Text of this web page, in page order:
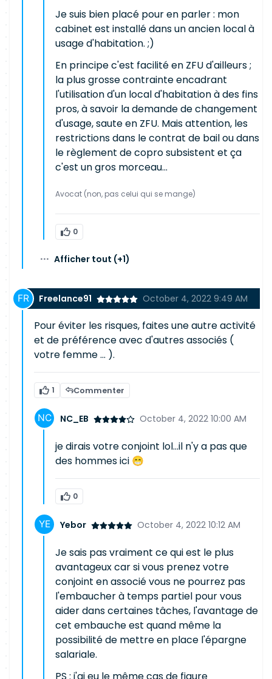
Je suis bien placé pour en parler : mon
cabinet est installé dans un ancien local à
usage d'habitation. ;)
En principe c'est facilité en ZFU d'ailleurs ;
la plus grosse contrainte encadrant
l'utilisation d'un local d'habitation à des fins
pros, à savoir la demande de changement
d'usage, saute en ZFU. Mais attention, les
restrictions dans le contrat de bail ou dans
le règlement de copro subsistent et ça
c'est un gros morceau...
Avocat (non, pas celui qui se mange)
0
··· Afficher tout (+1)
Freelance91 October 4, 2022 9:49 AM
Pour éviter les risques, faites une autre activité
et de préférence avec d'autres associés (
votre femme ... ).
1 Commenter
NC_EB October 4, 2022 10:00 AM
je dirais votre conjoint lol...il n'y a pas que
des hommes ici 😁
0
Yebor October 4, 2022 10:12 AM
Je sais pas vraiment ce qui est le plus
avantageux car si vous prenez votre
conjoint en associé vous ne pourrez pas
l'embaucher à temps partiel pour vous
aider dans certaines tâches, l'avantage de
cet embauche est quand même la
possibilité de mettre en place l'épargne
salariale.